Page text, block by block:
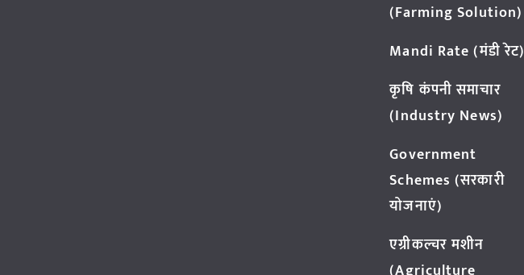
(Farming Solution)
Mandi Rate (मंडी रेट)
कृषि कंपनी समाचार
(Industry News)
Government
Schemes (सरकारी
योजनाएं)
एग्रीकल्चर मशीन